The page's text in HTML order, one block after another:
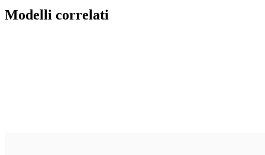
Modelli correlati